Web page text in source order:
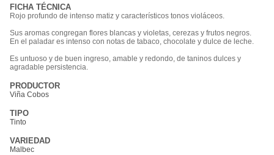
FICHA TÉCNICA
Rojo profundo de intenso matiz y característicos tonos violáceos.
Sus aromas congregan flores blancas y violetas, cerezas y frutos negros.
En el paladar es intenso con notas de tabaco, chocolate y dulce de leche.
Es untuoso y de buen ingreso, amable y redondo, de taninos dulces y
agradable persistencia.
PRODUCTOR
Viña Cobos
TIPO
Tinto
VARIEDAD
Malbec